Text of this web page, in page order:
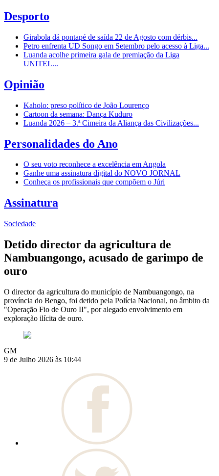
Desporto
Girabola dá pontapé de saída 22 de Agosto com dérbis...
Petro enfrenta UD Songo em Setembro pelo acesso à Liga...
Luanda acolhe primeira gala de premiação da Liga
UNITEL...
Opinião
Kaholo: preso político de João Lourenço
Cartoon da semana: Dança Kuduro
Luanda 2026 – 3.ª Cimeira da Aliança das Civilizações...
Personalidades do Ano
O seu voto reconhece a excelência em Angola
Ganhe uma assinatura digital do NOVO JORNAL
Conheça os profissionais que compõem o Júri
Assinatura
Sociedade
Detido director da agricultura de
Nambuangongo, acusado de garimpo de
ouro
O director da agricultura do município de Nambuangongo, na
província do Bengo, foi detido pela Polícia Nacional, no âmbito da
"Operação Fio de Ouro II", por alegado envolvimento em
exploração ilícita de ouro.
GM
9 de Julho 2026 às 10:44